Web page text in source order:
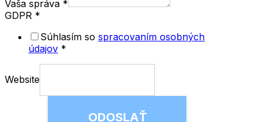
Vaša správa *
GDPR *
Súhlasím so spracovaním osobných
údajov *
Website
ODOSLAŤ